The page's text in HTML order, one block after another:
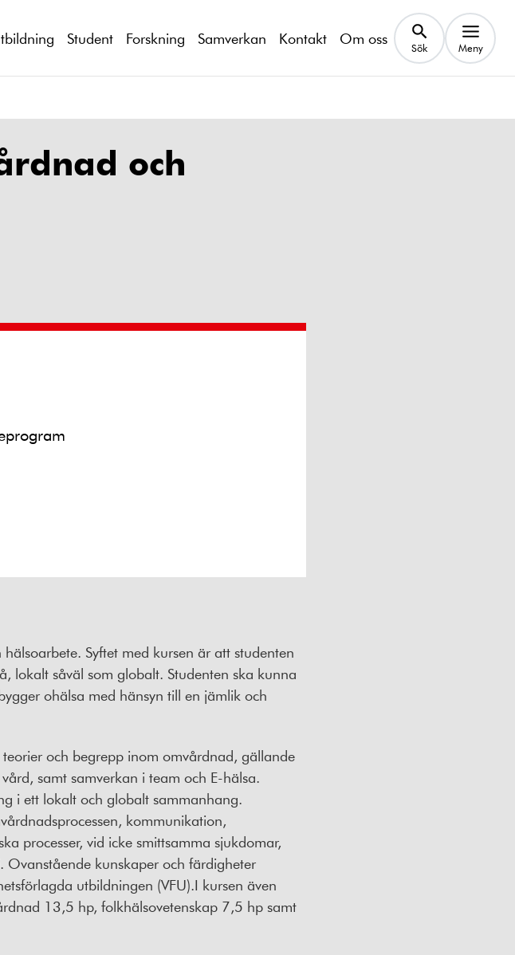
Student Forskning Samverkan Kontakt Om oss Sök Meny
och
Syftet med kursen är att studenten
lokalt såväl som globalt. Studenten ska kunna
ohälsa med hänsyn till en jämlik och
och begrepp inom omvårdnad, gällande
samt samverkan i team och E-hälsa.
i ett lokalt och globalt sammanhang.
kommunikation,
processer, vid icke smittsamma sjukdomar,
kunskaper och färdigheter
utbildningen (VFU).I kursen även
13,5 hp, folkhälsovetenskap 7,5 hp samt